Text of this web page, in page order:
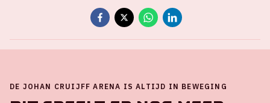
DE JOHAN CRUIJFF ARENA IS ALTIJD IN BEWEGING